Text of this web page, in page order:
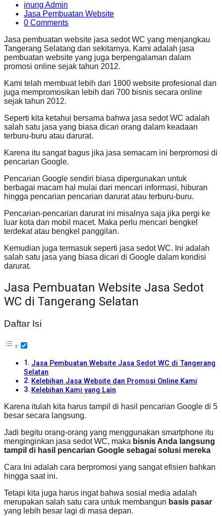
inung Admin
Jasa Pembuatan Website
0 Comments
Jasa pembuatan website jasa sedot WC yang menjangkau
Tangerang Selatang dan sekitarnya. Kami adalah jasa
pembuatan website yang juga berpengalaman dalam
promosi online sejak tahun 2012.
Kami telah membuat lebih dari 1800 website profesional dan
juga mempromosikan lebih dari 700 bisnis secara online
sejak tahun 2012.
Seperti kita ketahui bersama bahwa jasa sedot WC adalah
salah satu jasa yang biasa dicari orang dalam keadaan
terburu-buru atau darurat.
Karena itu sangat bagus jika jasa semacam ini berpromosi di
pencarian Google.
Pencarian Google sendiri biasa dipergunakan untuk
berbagai macam hal mulai dari mencari informasi, hiburan
hingga pencarian pencarian darurat atau terburu-buru.
Pencarian-pencarian darurat ini misalnya saja jika pergi ke
luar kota dan mobil macet. Maka perlu mencari bengkel
terdekat atau bengkel panggilan.
Kemudian juga termasuk seperti jasa sedot WC. Ini adalah
salah satu jasa yang biasa dicari di Google dalam kondisi
darurat.
Jasa Pembuatan Website Jasa Sedot
WC di Tangerang Selatan
Daftar Isi
Jasa Pembuatan Website Jasa Sedot WC di Tangerang
Selatan
Kelebihan Jasa Website dan Promosi Online Kami
Kelebihan Kami yang Lain
Karena itulah kita harus tampil di hasil pencarian Google di 5
besar secara langsung.
Jadi begitu orang-orang yang menggunakan smartphone itu
menginginkan jasa sedot WC, maka bisnis Anda langsung
tampil di hasil pencarian Google sebagai solusi mereka
Cara Ini adalah cara berpromosi yang sangat efisien bahkan
hingga saat ini.
Tetapi kita juga harus ingat bahwa sosial media adalah
merupakan salah satu cara untuk membangun basis pasar
yang lebih besar lagi di masa depan.